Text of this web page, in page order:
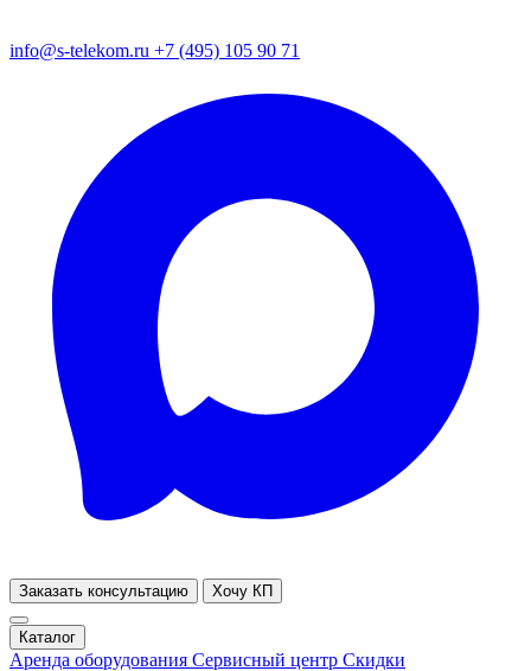
info@s-telekom.ru +7 (495) 105 90 71
Заказать консультацию Хочу КП
Каталог
Аренда оборудования Сервисный центр Скидки